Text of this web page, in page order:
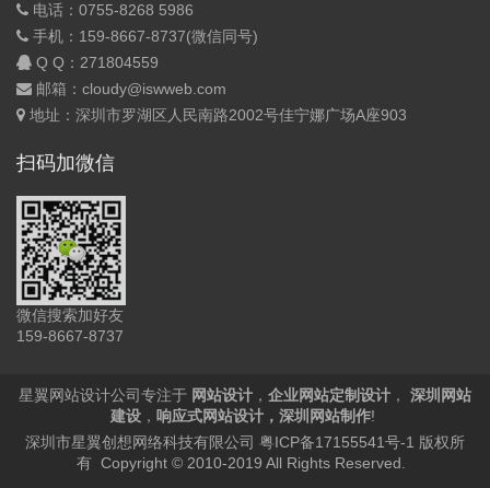
电话：0755-8268 5986
手机：159-8667-8737(微信同号)
Q Q： 271804559
邮箱：cloudy@iswweb.com
地址：深圳市罗湖区人民南路2002号佳宁娜广场A座903
扫码加微信
微信搜索加好友
159-8667-8737
星翼网站设计公司专注于 网站设计 ， 企业网站定制设计 ，
深圳网站
建设 ， 响应式网站设计 ， 深圳网站制作!
深圳市星翼创想网络科技有限公司 粤ICP备17155541号-1 版权所
有 Copyright © 2010-2019 All Rights Reserved.